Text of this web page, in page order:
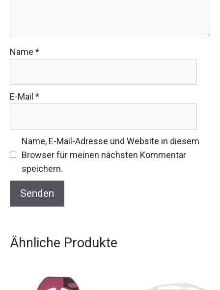
Name *
E-Mail *
Name, E-Mail-Adresse und Website in diesem
Browser für meinen nächsten Kommentar
speichern.
Ähnliche Produkte